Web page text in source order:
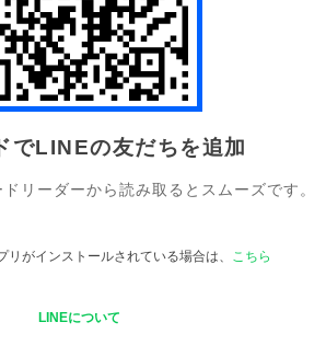
でLINEの友だちを追加
リーダーから読み取るとスムーズです。
リがインストールされている場合は、 こちら
LINEについて